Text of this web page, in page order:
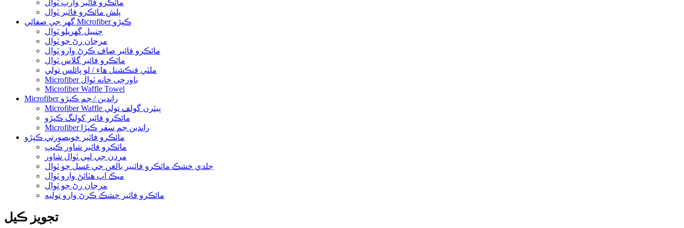
مائڪرو فائبر وارپ ٽوال
پلش مائڪرو فائبر ٽوال
گھر جي صفائي Microfiber ڪپڙو
چنييل گهريلو ٽوال
مرجان رڻ جو ٽوال
مائڪرو فائبر صاف ڪرڻ وارو ٽوال
مائڪرو فائبر گلاس ٽوال
ملٽي فنڪشنل هاء / لو پائلس تولي
Microfiber باورچی خانه ٽوال
Microfiber Waffle Towel
Microfiber راندين / جم ڪپڙو
Microfiber Waffle پيٽرن گولف تولي
مائڪرو فائبر کولنگ ڪپڙو
Microfiber راندين جم سفر ڪپڙا
مائڪرو فائبر خوبصورتي ڪپڙو
مائڪرو فائبر شاور ڪيپ
مردن جي لپي ٽوال شاور
جلدي خشڪ مائڪرو فائيبر بالغن جي غسل جو ٽوال
ميڪ اپ هٽائڻ وارو ٽوال
مرجان رڻ جو ٽوال
مائڪرو فائبر خشڪ ڪرڻ وارو توليه
تجويز ڪيل